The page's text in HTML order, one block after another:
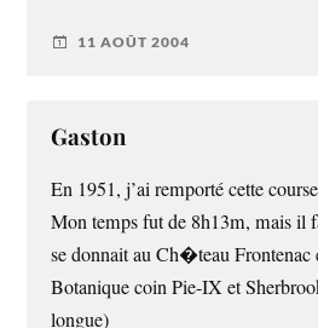
11 AOÛT 2004
Gaston
En 1951, j’ai remporté cette
Mon temps fut de 8h13m, mais il
se donnait au Ch�teau Frontenac
Botanique coin Pie-IX et
longue)